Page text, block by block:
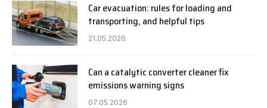
Car evacuation: rules for loading and
transporting, and helpful tips
21.05.2026
Can a catalytic converter cleaner fix
emissions warning signs
07.05.2026